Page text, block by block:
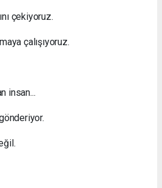
çekiyoruz.
çalışıyoruz.
insan...